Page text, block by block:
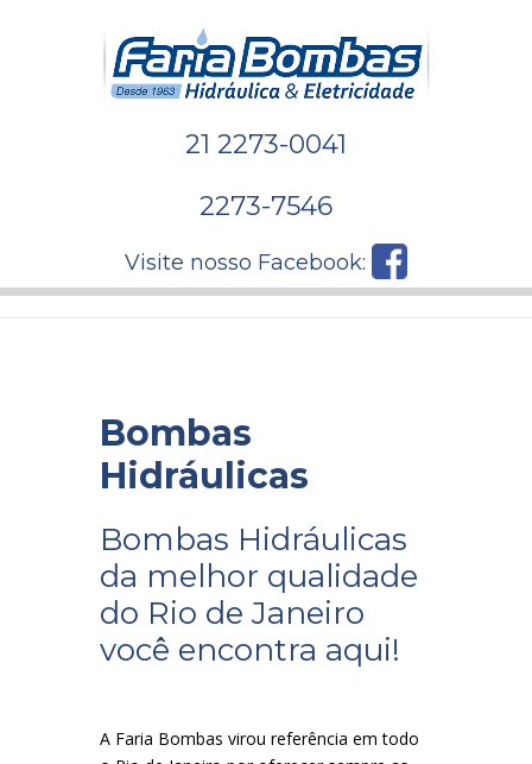
21 2273-0041
2273-7546
Visite nosso Facebook:
Bombas
Hidráulicas
Bombas Hidráulicas
da melhor qualidade
do Rio de Janeiro
você encontra aqui!
A Faria Bombas virou referência em todo